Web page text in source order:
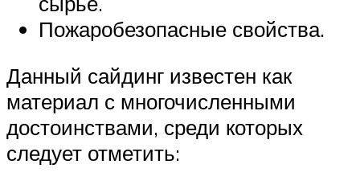
Пожаробезопасные свойства.
Данный сайдинг известен как
материал с многочисленными
достоинствами, среди которых
следует отметить: